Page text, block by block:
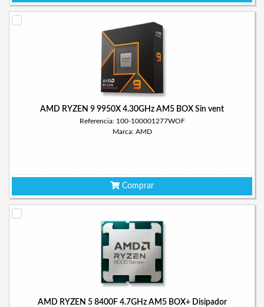
AMD RYZEN 9 9950X 4.30GHz AM5 BOX Sin vent
Referencia: 100-100001277WOF
Marca: AMD
Comprar
AMD RYZEN 5 8400F 4.7GHz AM5 BOX+ Disipador